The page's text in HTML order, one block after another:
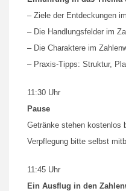
– Ziele der Entdeckungen
– Die Handlungsfelder im
– Die Charaktere im
– Praxis-Tipps: Struktur,
11:30 Uhr
Pause
Getränke stehen kostenlos
Verpflegung bitte selbst
11:45 Uhr
Ein Ausflug in den